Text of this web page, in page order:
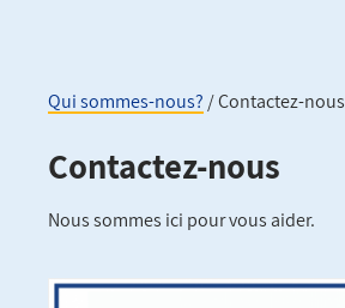
Fil
d'Ariane
Qui sommes-nous? Contactez-nous
Contactez-nous
Nous sommes ici pour vous aider.